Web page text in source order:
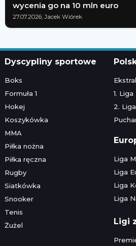
wycenia go na 10 mln euro
27.07.2026; Jacek Wiórek
Dyscypliny sportowe
Boks
Formuła 1
Hokej
Koszykówka
MMA
Piłka nożna
Piłka ręczna
Rugby
Siatkówka
Snooker
Tenis
Żużel
1.
2.
Liga
Liga
Liga
Liga
Ligi